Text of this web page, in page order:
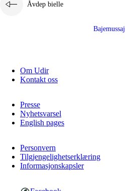
Åvdep bielle
Bajemussaj
Om Udir
Kontakt oss
Presse
Nyhetsvarsel
English pages
Personvern
Tilgjengelighetserklæring
Informasjonskapsler